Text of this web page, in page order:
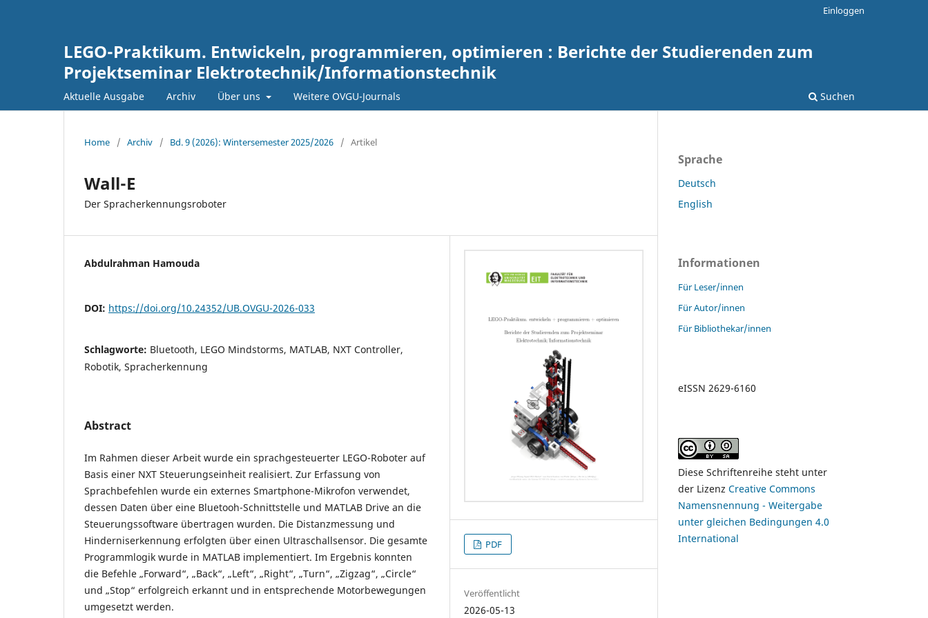
LEGO-Praktikum. Entwickeln, programmieren, optimieren : Berichte der Studierenden zum
Projektseminar Elektrotechnik/Informationstechnik
Aktuelle Ausgabe Archiv Über uns Weitere OVGU-Journals Suchen
Einloggen
Home / Archiv / Bd. 9 (2026): Wintersemester 2025/2026 / Artikel
Wall-E
Der Spracherkennungsroboter
Abdulrahman Hamouda
DOI: https://doi.org/10.24352/UB.OVGU-2026-033
Schlagworte: Bluetooth, LEGO Mindstorms, MATLAB, NXT Controller,
Robotik, Spracherkennung
Abstract
Im Rahmen dieser Arbeit wurde ein sprachgesteuerter LEGO-Roboter auf
Basis einer NXT Steuerungseinheit realisiert. Zur Erfassung von
Sprachbefehlen wurde ein externes Smartphone-Mikrofon verwendet,
dessen Daten über eine Bluetooh-Schnittstelle und MATLAB Drive an die
Steuerungssoftware übertragen wurden. Die Distanzmessung und
Hinderniserkennung erfolgten über einen Ultraschallsensor. Die gesamte
Programmlogik wurde in MATLAB implementiert. Im Ergebnis konnten
die Befehle „Forward“, „Back“, „Left“, „Right“, „Turn“, „Zigzag“, „Circle“
und „Stop“ erfolgreich erkannt und in entsprechende Motorbewegungen
umgesetzt werden.
PDF
Veröffentlicht
2026-05-13
Sprache
Deutsch
English
Informationen
Für Leser/innen
Für Autor/innen
Für Bibliothekar/innen
eISSN 2629-6160
Diese Schriftenreihe steht unter
der Lizenz Creative Commons
Namensnennung - Weitergabe
unter gleichen Bedingungen 4.0
International